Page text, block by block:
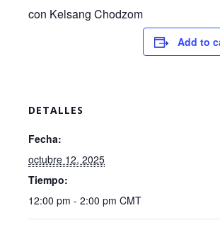
con Kelsang Chodzom
Add to
DETALLES
Fecha:
octubre 12, 2025
Tiempo:
12:00 pm - 2:00 pm CMT